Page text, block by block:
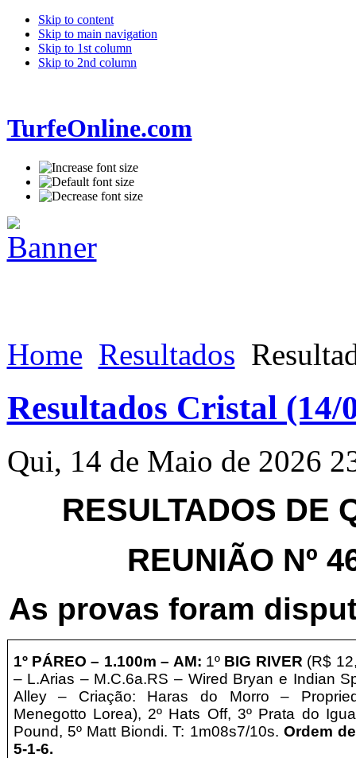
Skip to content
Skip to main navigation
Skip to 1st column
Skip to 2nd column
TurfeOnline.com
Home Resultados
Resultados Cristal (14/
Qui, 14 de Maio de 2026
RESULTADOS DE
REUNIÃO Nº
As provas foram
1º PÁREO – 1.100m – AM: 1º BIG RIVER (R$
– L.Arias – M.C.6a.RS – Wired Bryan e Indian
Alley – Criação: Haras do Morro –
Menegotto Lorea), 2º Hats Off, 3º Prata do
Pound, 5º Matt Biondi. T: 1m08s7/10s. Ordem
5-1-6.